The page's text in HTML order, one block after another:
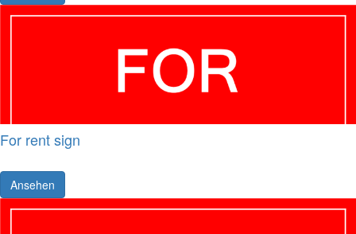
For rent sign
Ansehen